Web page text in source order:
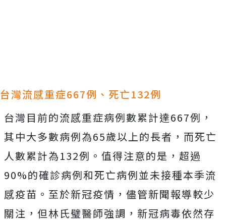
台灣流感重症667例、死亡132例
台灣目前的流感重症病例數累計達667例，
其中大多數病例為65歲以上的長者，而死亡
人數累計為132例。值得注意的是，超過
90%的確診病例和死亡病例並未接種本季流
感疫苗。至於新冠疫情，儘管新聞報導較少
關注，但林氏璧醫師強調，新冠病毒依然存